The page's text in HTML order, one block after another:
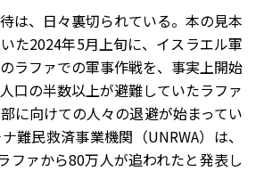
は、日々裏切られている。本の見本
た2024年5月上旬に、イスラエル軍
ラファでの軍事作戦を、事実上開始
口の半数以上が避難していたラファ
に向けての人々の退避が始まってい
難民救済事業機関（UNRWA）は、
ファから80万人が追われたと発表し